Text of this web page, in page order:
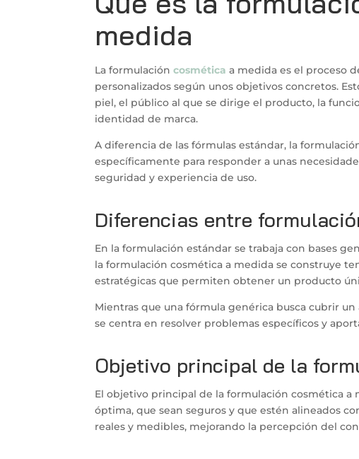
medida
La formulacióncosmética a medida es el proceso
personalizados según unos objetivos concretos.
piel, el público al que se dirige el producto, la
identidad de marca.
A diferencia de las fórmulas estándar, la
específicamente para responder a unas
seguridad y experiencia de uso.
Diferencias entre
En la formulación estándar se trabaja con bases
la formulación cosmética a medida se construye
estratégicas que permiten obtener un producto
Mientras que una fórmula genérica busca cubrir
se centra en resolver problemas específicos y
Objetivo principal de la
El objetivo principal de la formulación cosmética
óptima, que sean seguros y que estén alineados
reales y medibles, mejorando la percepción del